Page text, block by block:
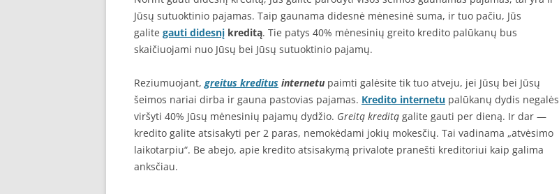
Jūsų sutuoktinio pajamas. Taip gaunama didesnė mėnesinė suma, ir tuo pačiu, Jūs
galite gauti didesnį kreditą. Tie patys 40% mėnesinių greito kredito palūkanų bus
skaičiuojami nuo Jūsų bei Jūsų sutuoktinio pajamų.
Reziumuojant,greitus kreditus internetu paimti galėsite tik tuo atveju, jei Jūsų bei Jūsų
šeimos nariai dirba ir gauna pastovias pajamas. Kredito internetu palūkanų dydis negalės
viršyti 40% Jūsų mėnesinių pajamų dydžio. Greitą kreditą galite gauti per dieną. Ir dar —
kredito galite atsisakyti per 2 paras, nemokėdami jokių mokesčių. Tai vadinama „atvėsimo
laikotarpiu“. Be abejo, apie kredito atsisakymą privalote pranešti kreditoriui kaip galima
anksčiau.